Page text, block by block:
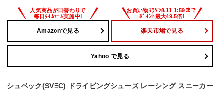
Amazonで見る 楽天市場で見る
Yahoo!で見る
シュベック(SVEC) ドライビングシューズ レーシング スニーカー